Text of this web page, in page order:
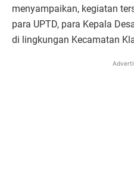
menyampaikan, kegiatan
para UPTD, para Kepala
di lingkungan Kecamatan